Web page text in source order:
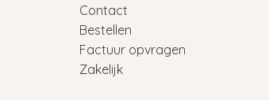
Contact
Bestellen
Factuur opvragen
Zakelijk